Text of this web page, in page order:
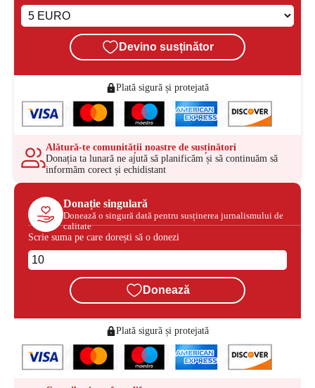
Devino susținător
Plată sigură și protejată
Alătură-te comunității noastre de susținători
Donația ta lunară ne ajută să planificăm și să continuăm să
informăm corect și echidistant
Donație singulară
Donează o singură dată pentru susținerea jurnalismului de
calitate
Scrie suma pe care dorești să o donezi
Donează
Plată sigură și protejată